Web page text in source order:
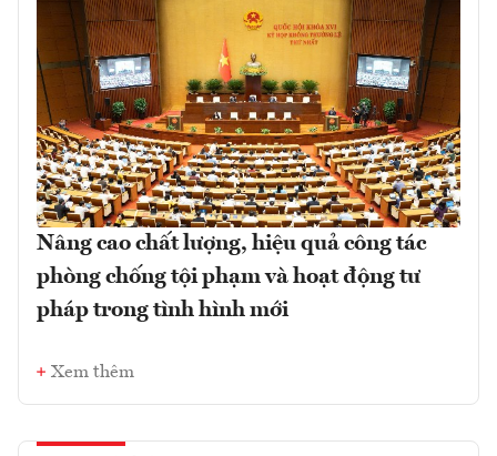
Nâng cao chất lượng, hiệu quả công tác
phòng chống tội phạm và hoạt động tư
pháp trong tình hình mới
Xem thêm